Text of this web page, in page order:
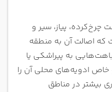
چرخ‌کرده، پیاز، سیر و
اصالت آن به منطقه
به پیراشکی یا
خاص ادویه‌های محلی آن را
بیشتر در مناطق